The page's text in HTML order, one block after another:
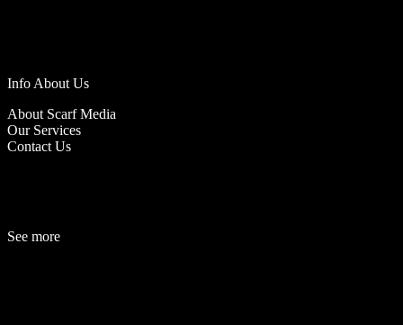
Info About Us
About Scarf Media
Our Services
Contact Us
See more